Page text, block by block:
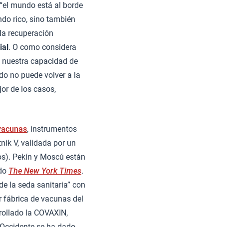
mundo está al borde
rico, sino también
recuperación
. O como considera
capacidad de
no puede volver a la
de los casos,
, instrumentos
V, validada por un
Pekín y Moscú están
The New York Times.
la seda sanitaria” con
de vacunas del
la COVAXIN,